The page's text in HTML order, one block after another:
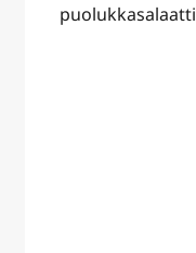
puolukkasalaatti